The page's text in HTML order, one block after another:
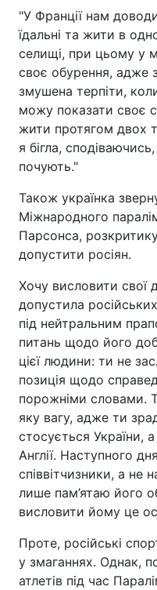
"У Франції нам
їдальні та жити в
селищі, при цьому у
своє обурення, адже
змушена терпіти,
можу показати своє
жити протягом двох
я бігла,
почують."
Також українка
Міжнародного
Парсонса,
допустити росіян.
Хочу висловити
допустила
під нейтральним
питань щодо його
цієї людини: ти не
позиція щодо
порожніми словами.
яку вагу, адже ти
стосується України,
Англії. Наступного
співвітчизники, а не
лише пам’ятаю його
висловити йому це
Проте, російські
у змаганнях. Однак,
атлетів під час